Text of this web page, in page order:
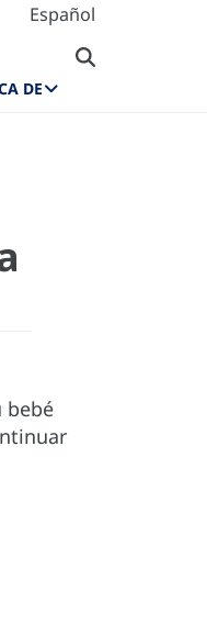
Español
DE
bebé